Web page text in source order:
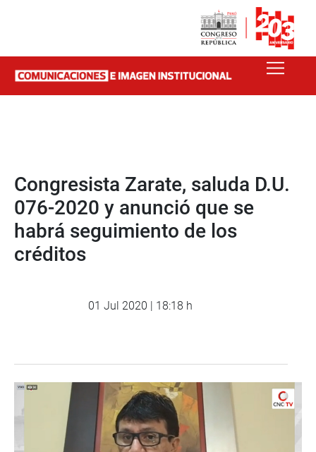
Congresista Zarate, saluda D.U.
076-2020 y anunció que se
habrá seguimiento de los
créditos
01 Jul 2020 | 18:18 h